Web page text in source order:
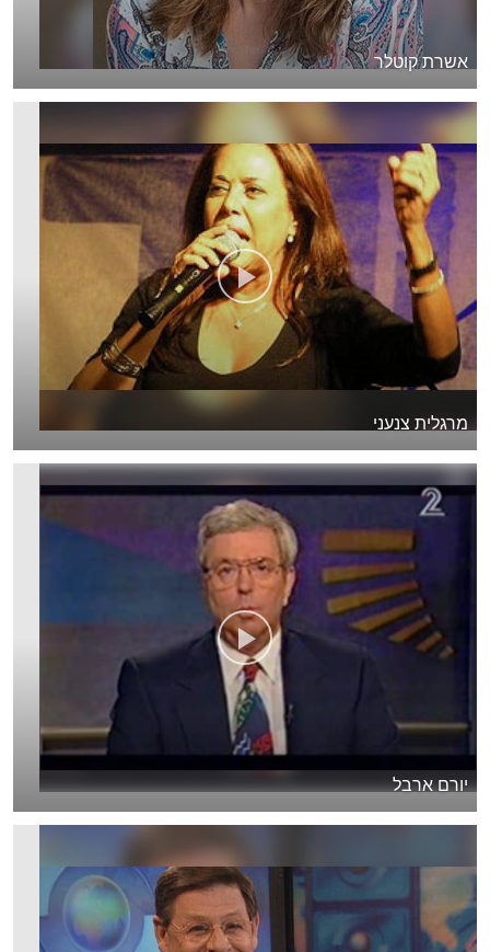
אשרת קוטלר
מרגלית צנעני
יורם ארבל